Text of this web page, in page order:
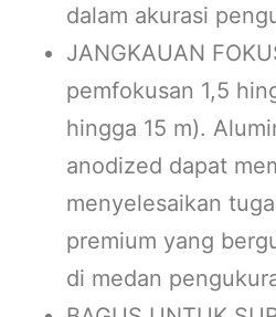
dalam akurasi
JANGKAUAN
pemfokusan 1,5
hingga 15 m).
anodized dapat
menyelesaikan
premium yang
di medan